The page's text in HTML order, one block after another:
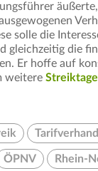
solle die
gleichzeitig die
Er hoffe auf
weitere Streiktage
ÖPNV Rhein-